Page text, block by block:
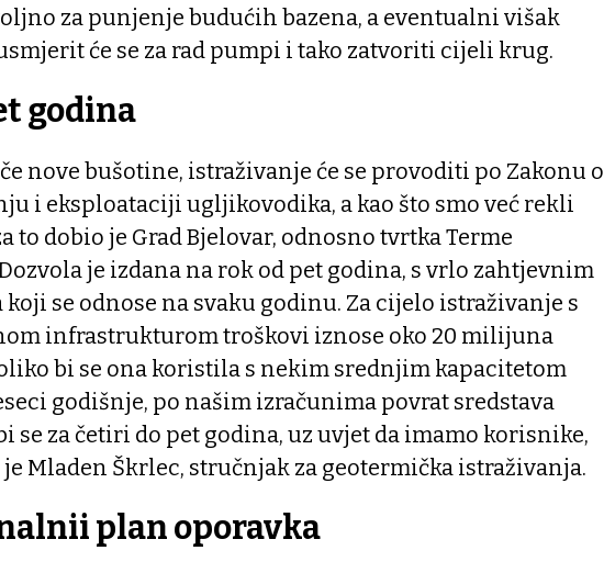
za punjenje budućih bazena, a eventualni višak
će se za rad pumpi i tako zatvoriti cijeli krug.
godina
nove bušotine, istraživanje će se provoditi po Zakonu o
i eksploataciji ugljikovodika, a kao što smo već rekli
to dobio je Grad Bjelovar, odnosno tvrtka Terme
je izdana na rok od pet godina, s vrlo zahtjevnim
koji se odnose na svaku godinu. Za cijelo istraživanje s
infrastrukturom troškovi iznose oko 20 milijuna
bi se ona koristila s nekim srednjim kapacitetom
godišnje, po našim izračunima povrat sredstava
se za četiri do pet godina, uz uvjet da imamo korisnike,
Mladen Škrlec, stručnjak za geotermička istraživanja.
plan oporavka